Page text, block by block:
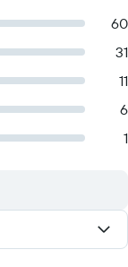
60
31
11
6
1